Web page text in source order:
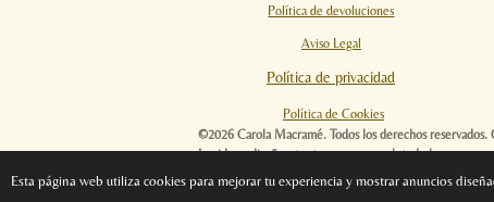
Esta página web utiliza cookies para mejorar tu experiencia y mostrar anuncios
Política de devoluciones
Aviso Legal
Política de privacidad
Política de Cookies
©2026 Carola Macramé. Todos los derechos
Las ideas, diseños, textos y en general, todo lo que